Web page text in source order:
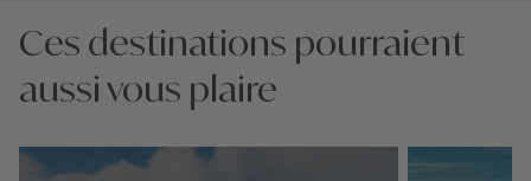
Ces destinations pourraient
aussi vous plaire